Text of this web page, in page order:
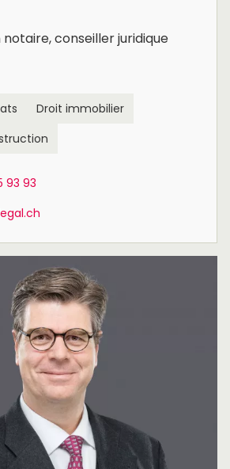
conseiller juridique
Droit immobilier
93 93